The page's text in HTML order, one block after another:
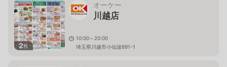
2枚
オーケー
川越店
10:00～20:00
埼玉県川越市小仙波691-1